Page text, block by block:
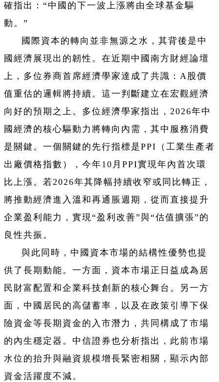
確指出：“中國的下一波上漲將由全球基金驅
動。”
國際資本的轉向並非無源之水，其背後是中
國經濟展現出的韌性。在近期中國南方財經論壇
上，多位券商首席經濟學家達成了共識：A股價
值重估的邏輯將持續。這一判斷建立在宏觀經濟
向好的預期之上。多位經濟學家指出，2026年中
國經濟的核心驅動力將轉向內需，其中服務消費
是關鍵。一個關鍵的先行指標是PPI（工業生產者
出廠價格指數），今年10月PPI實現年內首次環
比上漲。若2026年其降幅持續收窄或同比轉正，
將推動經濟進入溫和再通脹週期，從而直接提升
企業盈利能力，實現“盈利改善”與“估值擴張”的
良性共振。
與此同時，中國資本市場的結構性優勢也提
供了長期動能。一方面，資本市場正日益成為居
民財富配置和企業科技創新的核心舞台。另一方
面，中國居民的高儲蓄率，以及在政策引導下保
險資金等長期資金的入市潛力，共同構成了市場
的內生穩定器。中信證券也分析指出，此前市場
水位的抬升與融資規模增長緊密相關，顯示內部
資金活躍度不減。